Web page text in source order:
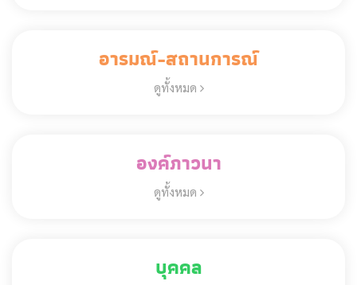
อารมณ์-สถานการณ์
ดูทั้งหมด
องค์ภาวนา
ดูทั้งหมด
บุคคล